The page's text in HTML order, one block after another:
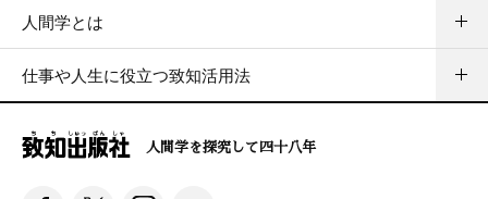
人間学とは
仕事や人生に役立つ致知活用法
人間学を探究して四十八年